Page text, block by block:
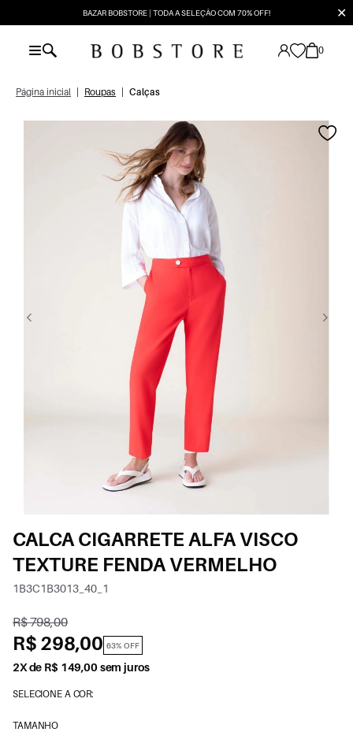
BAZAR BOBSTORE | TODA A SELEÇÃO COM 70% OFF! ✕
0
Página inicial Roupas Calças
CALCA CIGARRETE ALFA VISCO
TEXTURE FENDA VERMELHO
1B3C1B3013_40_1
R$ 798,00
R$ 298,00 63% OFF
2X de R$ 149,00 sem juros
SELECIONE A COR:
TAMANHO